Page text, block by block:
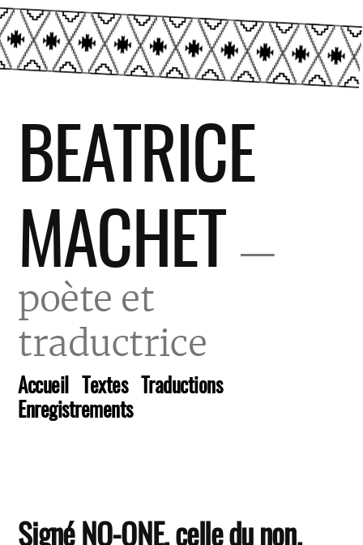
content
BEATRICE
MACHET
poète et
traductrice
Accueil Textes Traductions
Enregistrements
Signé NO-ONE, celle du non,